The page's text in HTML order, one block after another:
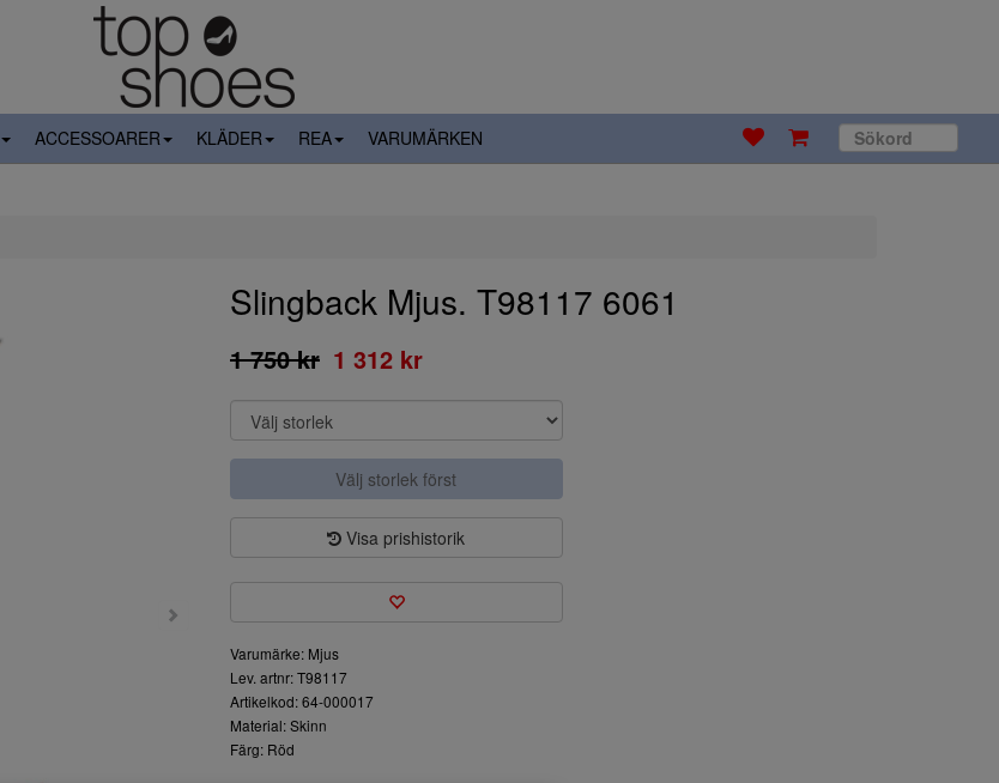
ACCESSOARER KLÄDER REA VARUMÄRKEN
Slingback Mjus. T98117 6061
1 750 kr 1 312 kr
Välj storlek först
Visa prishistorik
Varumärke: Mjus
Lev. artnr: T98117
Artikelkod: 64-000017
Material: Skinn
Färg: Röd